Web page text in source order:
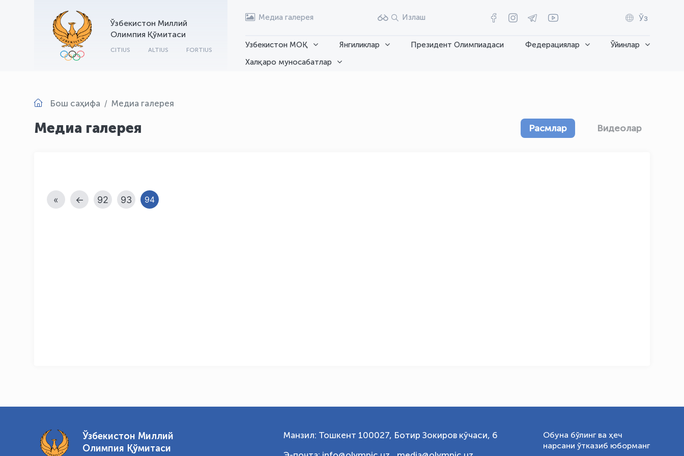
Ўзбекистон Миллий
Олимпия Қўмитаси
CITIUS ALTIUS FORTIUS
Медиа галерея Излаш Ўз
Узбекистон МОҚ Янгиликлар Президент Олимпиадаси Федерациялар
Ўйинлар
Халқаро муносабатлар
Бош саҳифа Медиа галерея
Медиа галерея Расмлар Видеолар
« ← 92 93 94
Ўзбекистон Миллий
Олимпия Қўмитаси
Манзил: Тошкент 100027, Ботир Зокиров кўчаси, 6
Обуна бўлинг ва ҳеч
нарсани ўтказиб юборманг